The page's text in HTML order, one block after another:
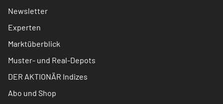
Newsletter
Experten
Marktüberblick
Muster- und Real-Depots
DER AKTIONÄR Indizes
Abo und Shop